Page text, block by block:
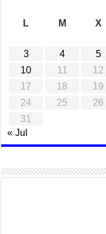
L
M X
3
4 5
10
11 12
17
18 19
24
25 26
31
« Jul